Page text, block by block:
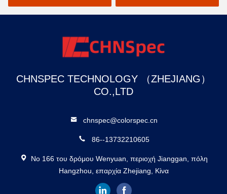
φορτιστής 2A
CHNSPEC TECHNOLOGY （ZHEJIANG）
CO.,LTD
chnspec@colorspec.cn
86--13732210605
Νο 166 του δρόμου Wenyuan, περιοχή Jianggan, πόλη
Hangzhou, επαρχία Zhejiang, Κίνα